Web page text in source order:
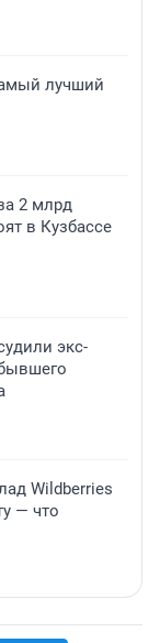
лучший
2 млрд
в Кузбассе
экс-
Wildberries
— что